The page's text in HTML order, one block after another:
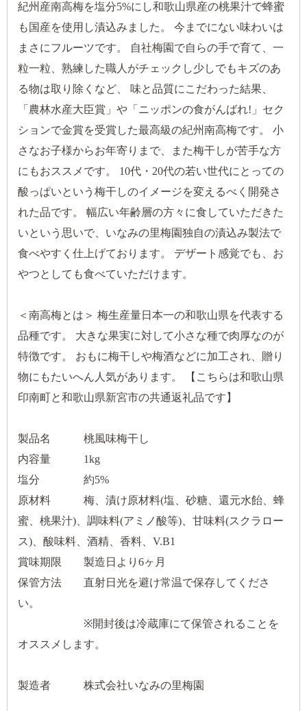
紀州産南高梅を塩分5%にし和歌山県産の桃果汁で蜂蜜
も国産を使用し漬込みました。 今までにない味わいは
まさにフルーツです。 自社梅園で自らの手で育て、一
粒一粒、熟練した職人がチェックし少しでもキズのあ
る物は取り除くなど、 味と品質にこだわった結果、
「農林水産大臣賞」や「ニッポンの食がんばれ!」セク
ションで金賞を受賞した最高級の紀州南高梅です。 小
さなお子様からお年寄りまで、また梅干しが苦手な方
にもおススメです。 10代・20代の若い世代にとっての
酸っぱいという梅干しのイメージを変えるべく開発さ
れた品です。 幅広い年齢層の方々に食していただきた
いという思いで、いなみの里梅園独自の漬込み製法で
食べやすく仕上げております。 デザート感覚でも、お
やつとしても食べていただけます。
＜南高梅とは＞ 梅生産量日本一の和歌山県を代表する
品種です。 大きな果実に対して小さな種で肉厚なのが
特徴です。 おもに梅干しや梅酒などに加工され、贈り
物にもたいへん人気があります。 【こちらは和歌山県
印南町と和歌山県新宮市の共通返礼品です】
製品名 桃風味梅干し
内容量 1kg
塩分 約5%
原材料 梅、漬け原材料(塩、砂糖、還元水飴、蜂
蜜、桃果汁)、調味料(アミノ酸等)、甘味料(スクラロー
ス)、酸味料、酒精、香料、V.B1
賞味期限 製造日より6ヶ月
保管方法 直射日光を避け常温で保存してくださ
い。
※開封後は冷蔵庫にて保管されることを
オススメします。
製造者 株式会社いなみの里梅園